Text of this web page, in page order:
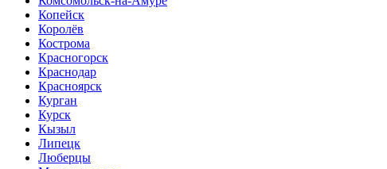
Копейск
Королёв
Кострома
Красногорск
Краснодар
Красноярск
Курган
Курск
Кызыл
Липецк
Люберцы